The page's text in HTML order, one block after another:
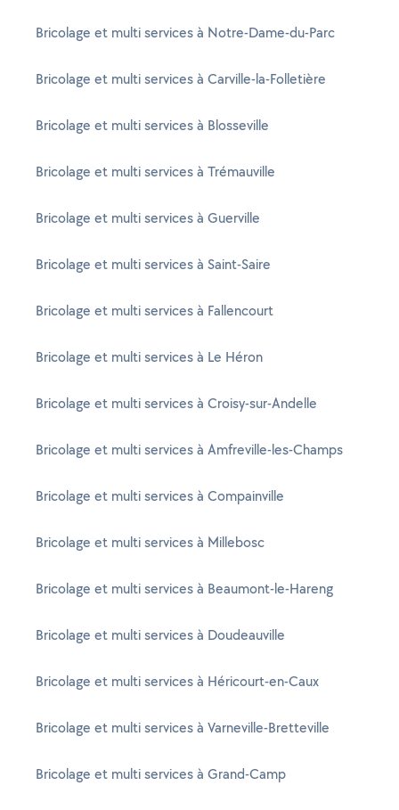
Bricolage et multi services à Notre-Dame-du-Parc
Bricolage et multi services à Carville-la-Folletière
Bricolage et multi services à Blosseville
Bricolage et multi services à Trémauville
Bricolage et multi services à Guerville
Bricolage et multi services à Saint-Saire
Bricolage et multi services à Fallencourt
Bricolage et multi services à Le Héron
Bricolage et multi services à Croisy-sur-Andelle
Bricolage et multi services à Amfreville-les-Champs
Bricolage et multi services à Compainville
Bricolage et multi services à Millebosc
Bricolage et multi services à Beaumont-le-Hareng
Bricolage et multi services à Doudeauville
Bricolage et multi services à Héricourt-en-Caux
Bricolage et multi services à Varneville-Bretteville
Bricolage et multi services à Grand-Camp